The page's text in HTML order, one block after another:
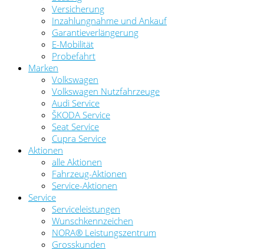
Versicherung
Inzahlungnahme und Ankauf
Garantieverlängerung
E-Mobilität
Probefahrt
Marken
Volkswagen
Volkswagen Nutzfahrzeuge
Audi Service
ŠKODA Service
Seat Service
Cupra Service
Aktionen
alle Aktionen
Fahrzeug-Aktionen
Service-Aktionen
Service
Serviceleistungen
Wunschkennzeichen
NORA® Leistungszentrum
Grosskunden